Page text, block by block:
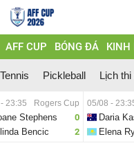
AFF CUP BÓNG ĐÁ KINH
Tennis Pickleball Lịch thi
23:35 Rogers Cup
Stephens
0
Bencic
2
05/08 -
Daria
Elena